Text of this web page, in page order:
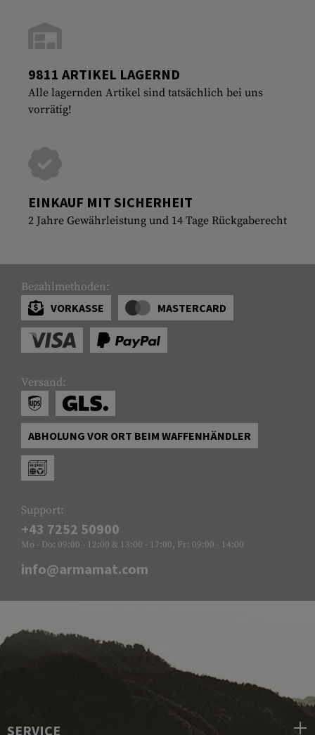
9811 ARTIKEL LAGERND
Alle lagernden Artikel sind tatsächlich bei uns
vorrätig!
EINKAUF MIT SICHERHEIT
2 Jahre Gewährleistung und 14 Tage Rückgaberecht
Bezahlmethoden:
VORKASSE
MASTERCARD
Versand:
ABHOLUNG VOR ORT BEIM WAFFENHÄNDLER
Support:
+43 7252 50900
Mo - Do: 09:00 - 12:00 & 13:00 - 17:00, Fr: 09:00 - 14:00
info@armamat.com
SERVICE